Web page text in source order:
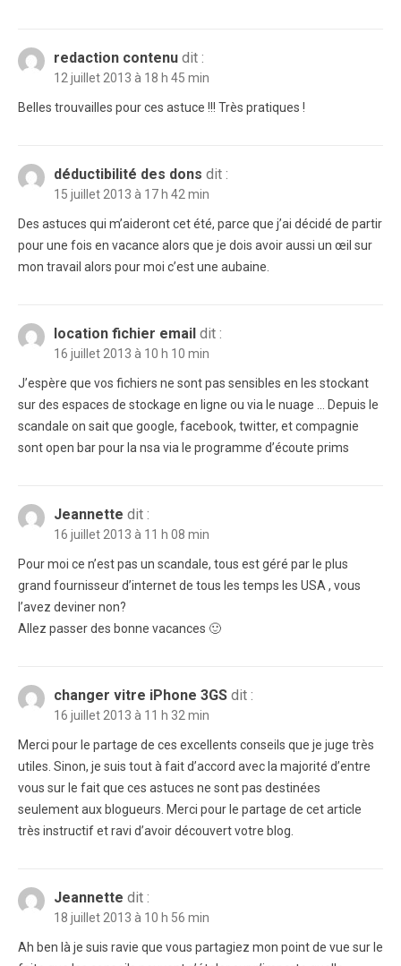
redaction contenu dit :
12 juillet 2013 à 18 h 45 min
Belles trouvailles pour ces astuce !!! Très pratiques !
déductibilité des dons dit :
15 juillet 2013 à 17 h 42 min
Des astuces qui m’aideront cet été, parce que j’ai décidé de partir
pour une fois en vacance alors que je dois avoir aussi un œil sur
mon travail alors pour moi c’est une aubaine.
location fichier email dit :
16 juillet 2013 à 10 h 10 min
J’espère que vos fichiers ne sont pas sensibles en les stockant
sur des espaces de stockage en ligne ou via le nuage … Depuis le
scandale on sait que google, facebook, twitter, et compagnie
sont open bar pour la nsa via le programme d’écoute prims
Jeannette dit :
16 juillet 2013 à 11 h 08 min
Pour moi ce n’est pas un scandale, tous est géré par le plus
grand fournisseur d’internet de tous les temps les USA , vous
l’avez deviner non?
Allez passer des bonne vacances 🙂
changer vitre iPhone 3GS dit :
16 juillet 2013 à 11 h 32 min
Merci pour le partage de ces excellents conseils que je juge très
utiles. Sinon, je suis tout à fait d’accord avec la majorité d’entre
vous sur le fait que ces astuces ne sont pas destinées
seulement aux blogueurs. Merci pour le partage de cet article
très instructif et ravi d’avoir découvert votre blog.
Jeannette dit :
18 juillet 2013 à 10 h 56 min
Ah ben là je suis ravie que vous partagiez mon point de vue sur le